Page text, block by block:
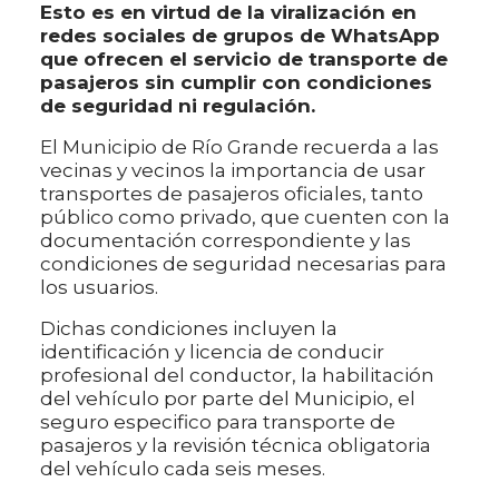
Esto es en virtud de la viralización en
redes sociales de grupos de WhatsApp
que ofrecen el servicio de transporte de
pasajeros sin cumplir con condiciones
de seguridad ni regulación.
El Municipio de Río Grande recuerda a las
vecinas y vecinos la importancia de usar
transportes de pasajeros oficiales, tanto
público como privado, que cuenten con la
documentación correspondiente y las
condiciones de seguridad necesarias para
los usuarios.
Dichas condiciones incluyen la
identificación y licencia de conducir
profesional del conductor, la habilitación
del vehículo por parte del Municipio, el
seguro especifico para transporte de
pasajeros y la revisión técnica obligatoria
del vehículo cada seis meses.